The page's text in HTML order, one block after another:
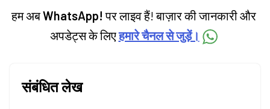
हम अबWhatsApp! पर लाइव हैं! बाज़ार की जानकारी और
अपडेट्स के लिएहमारे चैनल से जुड़ें।
संबंधित लेख